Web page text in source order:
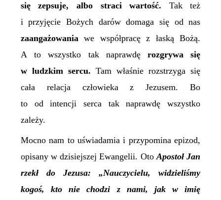
się zepsuje, albo straci wartość. Tak też
i przyjęcie Bożych darów domaga się od nas
zaangażowaniawe współpracę z łaską Bożą.
A to wszystko tak naprawdę rozgrywa się
w ludzkim sercu. Tam właśnie rozstrzyga się
cała relacja człowieka z Jezusem. Bo
to od intencji serca tak naprawdę wszystko
zależy.
Mocno nam to uświadamia i przypomina epizod,
opisany w dzisiejszej Ewangelii. OtoApostoł Jan
rzekł do Jezusa: „Nauczycielu, widzieliśmy
kogoś, kto nie chodzi z nami, jak w imię